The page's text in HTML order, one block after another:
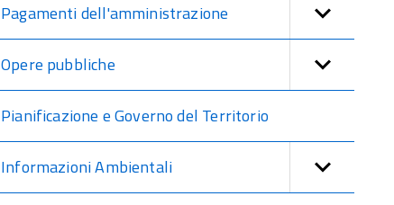
Pagamenti dell'amministrazione
Opere pubbliche
Pianificazione e Governo del Territorio
Informazioni Ambientali